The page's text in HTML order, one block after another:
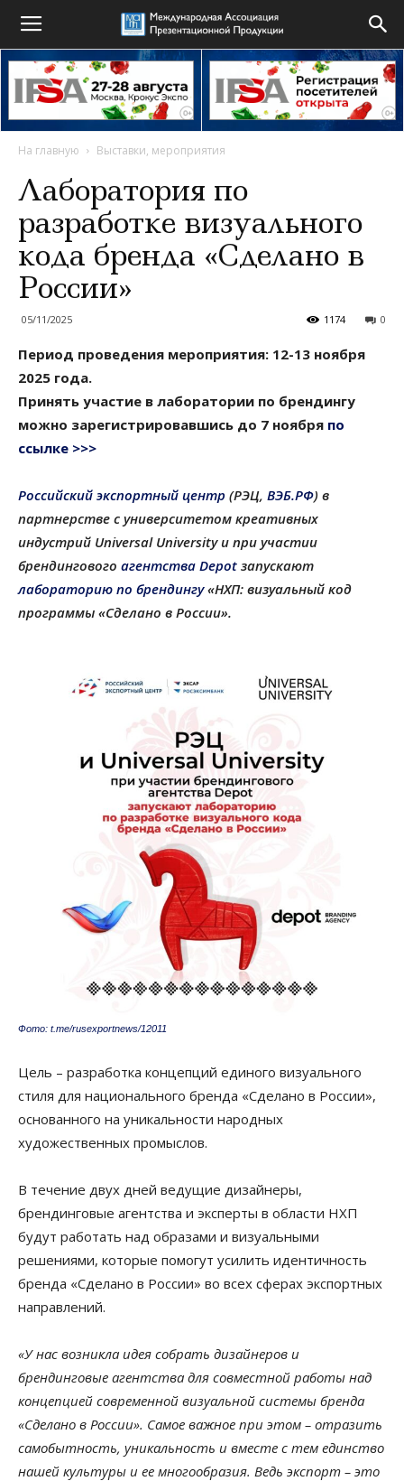
На главную Выставки, мероприятия
Лаборатория по
разработке визуального
кода бренда «Сделано в
России»
05/11/2025 0
1174
Период проведения мероприятия: 12-13 ноября
2025 года.
Принять участие в лаборатории по брендингу
можно зарегистрировавшись до 7 ноября по
ссылке >>>
Российский экспортный центр (РЭЦ, ВЭБ.РФ) в
партнерстве с университетом креативных
индустрий Universal University и при участии
брендингового агентства Depot запускают
лабораторию по брендингу«НХП: визуальный код
программы «Сделано в России».
Фото: t.me/rusexportnews/12011
Цель – разработка концепций единого визуального
стиля для национального бренда «Сделано в России»,
основанного на уникальности народных
художественных промыслов.
В течение двух дней ведущие дизайнеры,
брендинговые агентства и эксперты в области НХП
будут работать над образами и визуальными
решениями, которые помогут усилить идентичность
бренда «Сделано в России» во всех сферах экспортных
направлений.
«У нас возникла идея собрать дизайнеров и
брендинговые агентства для совместной работы над
концепцией современной визуальной системы бренда
«Сделано в России». Самое важное при этом – отразить
самобытность, уникальность и вместе с тем единство
нашей культуры и ее многообразия. Ведь экспорт – это